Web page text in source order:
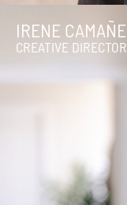
IRENE
CREATIVE DIRECTOR